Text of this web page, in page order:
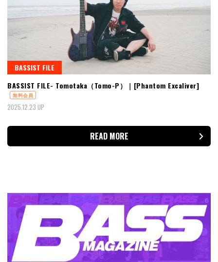
BASSIST FILE
BASSIST FILE- Tomotaka（Tomo-P）｜[Phantom Excaliver]
無料会員
2025.12.23 UP
READ MORE